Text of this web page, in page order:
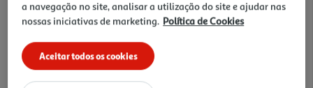
Denominação
EFFACLAR DUO+M PATCHES x22
Nome e Morada
LÂ´Oreal Portugal, Unipessoal, Lda Rua Dr. AntÃ³nio Loureiro
a navegação no site, analisar a utilização do site e ajudar nas
nossas iniciativas de marketing. Política de Cookies
Aceitar todos os cookies